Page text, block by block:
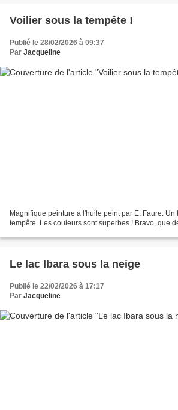
Voilier sous la tempête !
Publié le 28/02/2026 à 09:37
Par Jacqueline
Magnifique peinture à l'huile peint par E. Faure.
tempête. Les couleurs sont superbes ! Bravo, que
Le lac Ibara sous la neige
Publié le 22/02/2026 à 17:17
Par Jacqueline